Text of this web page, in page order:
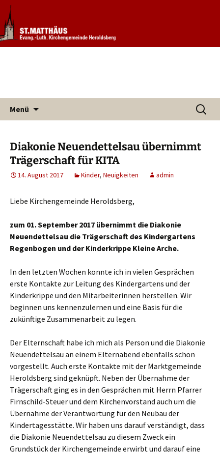
Evang. Kirchengemeinde St.
Matthäus Heroldsberg
Informationen rund um unsere
Kirchengemeinde
Menü
Suchen
nach:
Diakonie Neuendettelsau übernimmt
Trägerschaft für KITA
14. August 2017 Kinder, Neuigkeiten admin
Liebe Kirchengemeinde Heroldsberg,
zum 01. September 2017 übernimmt die Diakonie
Neuendettelsau die Trägerschaft des Kindergartens
Regenbogen und der Kinderkrippe Kleine Arche.
In den letzten Wochen konnte ich in vielen Gesprächen
erste Kontakte zur Leitung des Kindergartens und der
Kinderkrippe und den Mitarbeiterinnen herstellen. Wir
beginnen uns kennenzulernen und eine Basis für die
zukünftige Zusammenarbeit zu legen.
Der Elternschaft habe ich mich als Person und die Diakonie
Neuendettelsau an einem Elternabend ebenfalls schon
vorgestellt. Auch erste Kontakte mit der Marktgemeinde
Heroldsberg sind geknüpft. Neben der Übernahme der
Trägerschaft ging es in den Gesprächen mit Herrn Pfarrer
Firnschild-Steuer und dem Kirchenvorstand auch um die
Übernahme der Verantwortung für den Neubau der
Kindertagesstätte. Wir haben uns darauf verständigt, dass
die Diakonie Neuendettelsau zu diesem Zweck ein
Grundstück der Kirchengemeinde erwirbt und darauf eine